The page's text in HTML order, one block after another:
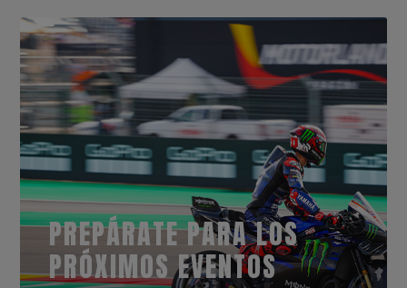
PREPÁRATE PARA LOS
PRÓXIMOS EVENTOS